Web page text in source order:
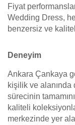
Fiyat
Wedding Dress,
benzersiz ve
Deneyim
Ankara Çankaya
kişilik ve alanında
sürecinin
kaliteli
merkezinde yer